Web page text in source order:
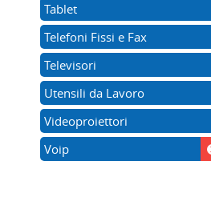
Tablet
Telefoni Fissi e Fax
Televisori
Utensili da Lavoro
Videoproiettori
Voip